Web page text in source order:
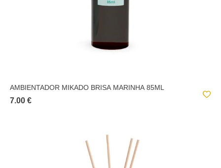
AMBIENTADOR MIKADO BRISA MARINHA 85ML
7.00 €